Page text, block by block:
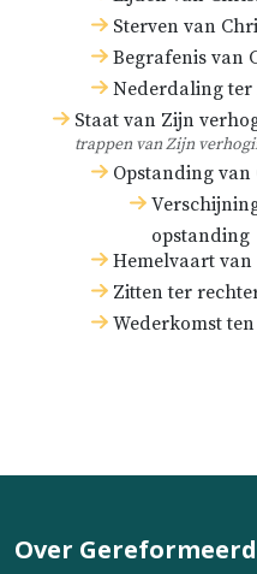
Sterven van
Begrafenis van
Nederdaling ter
Staat van Zijn
trappen van Zijn
Opstanding van
opstanding
Hemelvaart van
Zitten ter
Wederkomst
Over